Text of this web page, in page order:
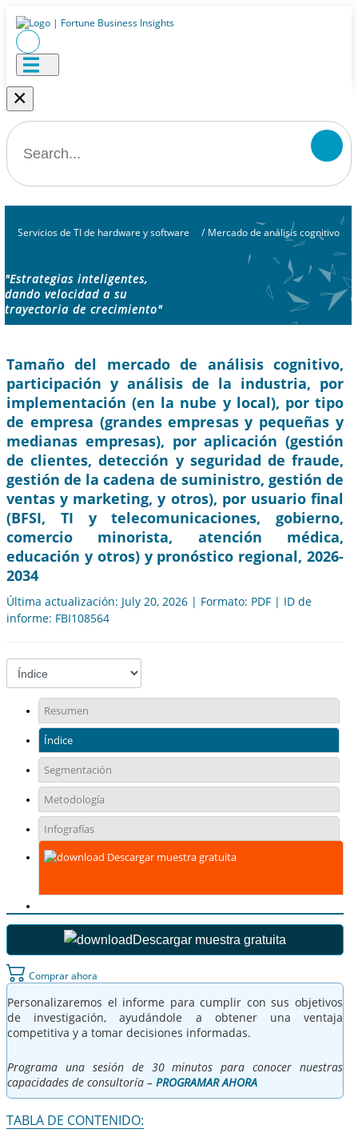
×
Servicios de TI de hardware y software / Mercado de análisis cognitivo
"Estrategias inteligentes,
dando velocidad a su
trayectoria de crecimiento"
Tamaño del mercado de análisis cognitivo,
participación y análisis de la industria, por
implementación (en la nube y local), por tipo
de empresa (grandes empresas y pequeñas y
medianas empresas), por aplicación (gestión
de clientes, detección y seguridad de fraude,
gestión de la cadena de suministro, gestión de
ventas y marketing, y otros), por usuario final
(BFSI, TI y telecomunicaciones, gobierno,
comercio minorista, atención médica,
educación y otros) y pronóstico regional, 2026-
2034
Última actualización: July 20, 2026 | Formato: PDF | ID de
informe: FBI108564
Resumen
Índice
Segmentación
Metodología
Infografías
Descargar muestra gratuita
Descargar muestra gratuita
Comprar ahora
Personalizaremos el informe para cumplir con sus objetivos
de investigación, ayudándole a obtener una ventaja
competitiva y a tomar decisiones informadas.
Programa una sesión de 30 minutos para conocer nuestras
capacidades de consultoría – PROGRAMAR AHORA
TABLA DE CONTENIDO: